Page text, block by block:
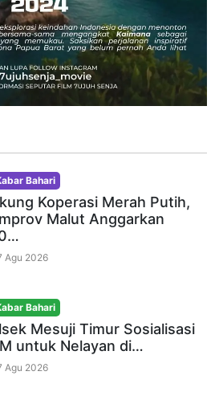
Bahari
Koperasi Merah Putih,
Malut Anggarkan
Agu 2026
Bahari
Mesuji Timur Sosialisasi
untuk Nelayan di…
Agu 2026